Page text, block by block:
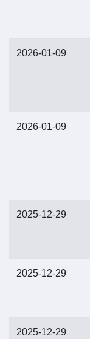
2026-01-09
2026-01-09
2025-12-29
2025-12-29
2025-12-29